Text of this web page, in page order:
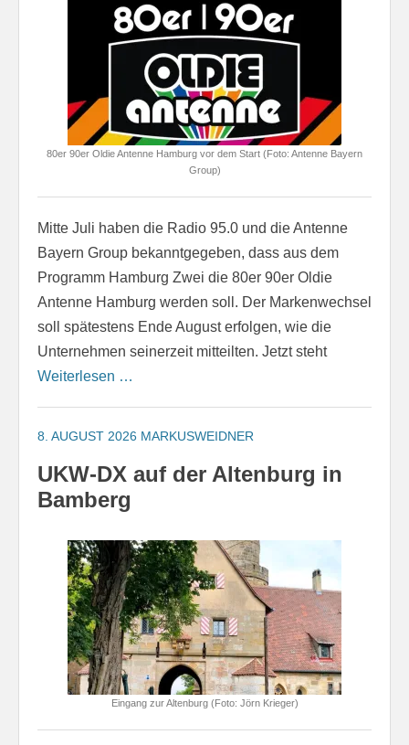
80er 90er Oldie Antenne Hamburg vor dem Start (Foto: Antenne Bayern
Group)
Mitte Juli haben die Radio 95.0 und die Antenne
Bayern Group bekanntgegeben, dass aus dem
Programm Hamburg Zwei die 80er 90er Oldie
Antenne Hamburg werden soll. Der Markenwechsel
soll spätestens Ende August erfolgen, wie die
Unternehmen seinerzeit mitteilten. Jetzt steht
Weiterlesen …
8. AUGUST 2026 MARKUSWEIDNER
UKW-DX auf der Altenburg in
Bamberg
Eingang zur Altenburg (Foto: Jörn Krieger)